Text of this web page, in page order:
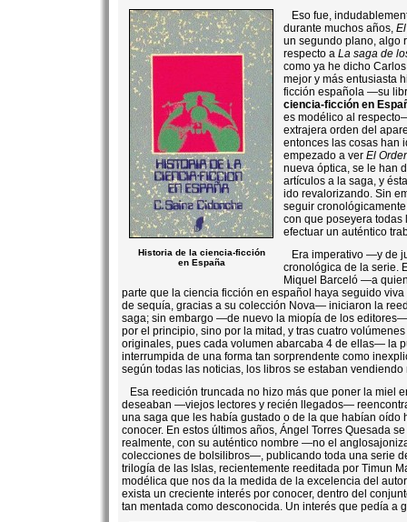
Historia de la ciencia-ficción
en España
Eso fue,
durante muchos años,
un segundo plano, algo
respecto a La saga de
como ya he dicho
mejor y más entusiasta
ficción española —su
ciencia-ficción en
es modélico al
extrajera orden del
entonces las cosas han
empezado a ver El
nueva óptica, se le han
artículos a la saga, y
ido revalorizando. Sin
seguir
con que poseyera
efectuar un auténtico
Era imperativo —y de
cronológica de la serie.
Miquel Barceló —a
parte que la ciencia ficción en español haya seguido
de sequía, gracias a su colección Nova— iniciaron la
saga; sin embargo —de nuevo la miopía de los
por el principio, sino por la mitad, y tras cuatro
originales, pues cada volumen abarcaba 4 de ellas— la
interrumpida de una forma tan sorprendente como
según todas las noticias, los libros se estaban vendiendo
Esa reedición truncada no hizo más que poner la miel
deseaban —viejos lectores y recién llegados—
una saga que les había gustado o de la que habían oído
conocer. En estos últimos años, Ángel Torres Quesada
realmente, con su auténtico nombre —no el
colecciones de bolsilibros—, publicando toda una serie
trilogía de las Islas, recientemente reeditada por Timun
modélica que nos da la medida de la excelencia del
exista un creciente interés por conocer, dentro del
tan mentada como desconocida. Un interés que pedía a